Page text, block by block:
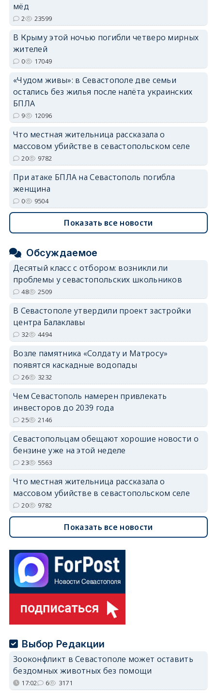
мёд
2 23599
В Крыму этой ночью погибли четверо мирных
жителей
0 17049
«Чудом живы»: в Севастополе две семьи
остались без жилья после налёта украинских
БПЛА
9 12096
Что местная жительница рассказала о
массовом убийстве в севастопольском селе
20 9782
При атаке БПЛА на Севастополь погибла
женщина
0 9504
Показать все новости
Обсуждаемое
Десятый класс с отбором: возникли ли
проблемы у севастопольских школьников
48 2509
В Севастополе утвердили проект застройки
центра Балаклавы
32 4494
Возле памятника «Солдату и Матросу»
появятся каскадные водопады
26 3232
Чем Севастополь намерен привлекать
инвесторов до 2039 года
25 2146
Севастопольцам обещают хорошие новости о
бензине уже на этой неделе
23 5563
Что местная жительница рассказала о
массовом убийстве в севастопольском селе
20 9782
Показать все новости
Выбор Редакции
Зооконфликт в Севастополе может оставить
бездомных животных без помощи
17:02 6 3171